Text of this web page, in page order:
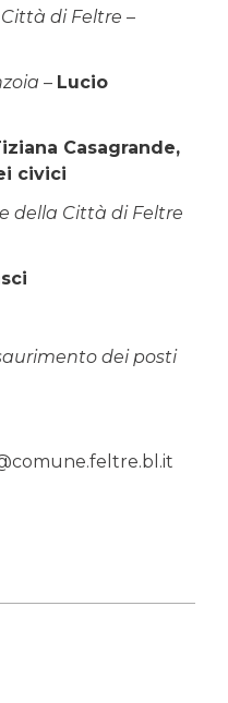
di Feltre –
– Lucio
Casagrande,
civici
della Città di Feltre
dei posti